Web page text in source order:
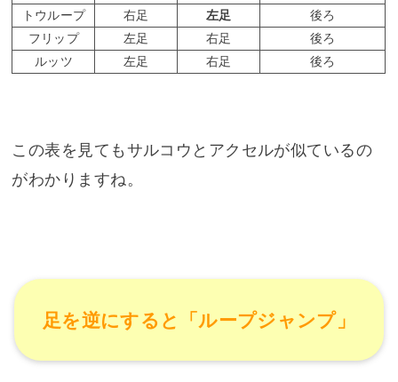
トウループ
右足 左足
後ろ
フリップ
左足 右足
後ろ
ルッツ
左足 右足 後ろ
この表を見てもサルコウとアクセルが似ているの
がわかりますね。
足を逆にすると「ループジャンプ」